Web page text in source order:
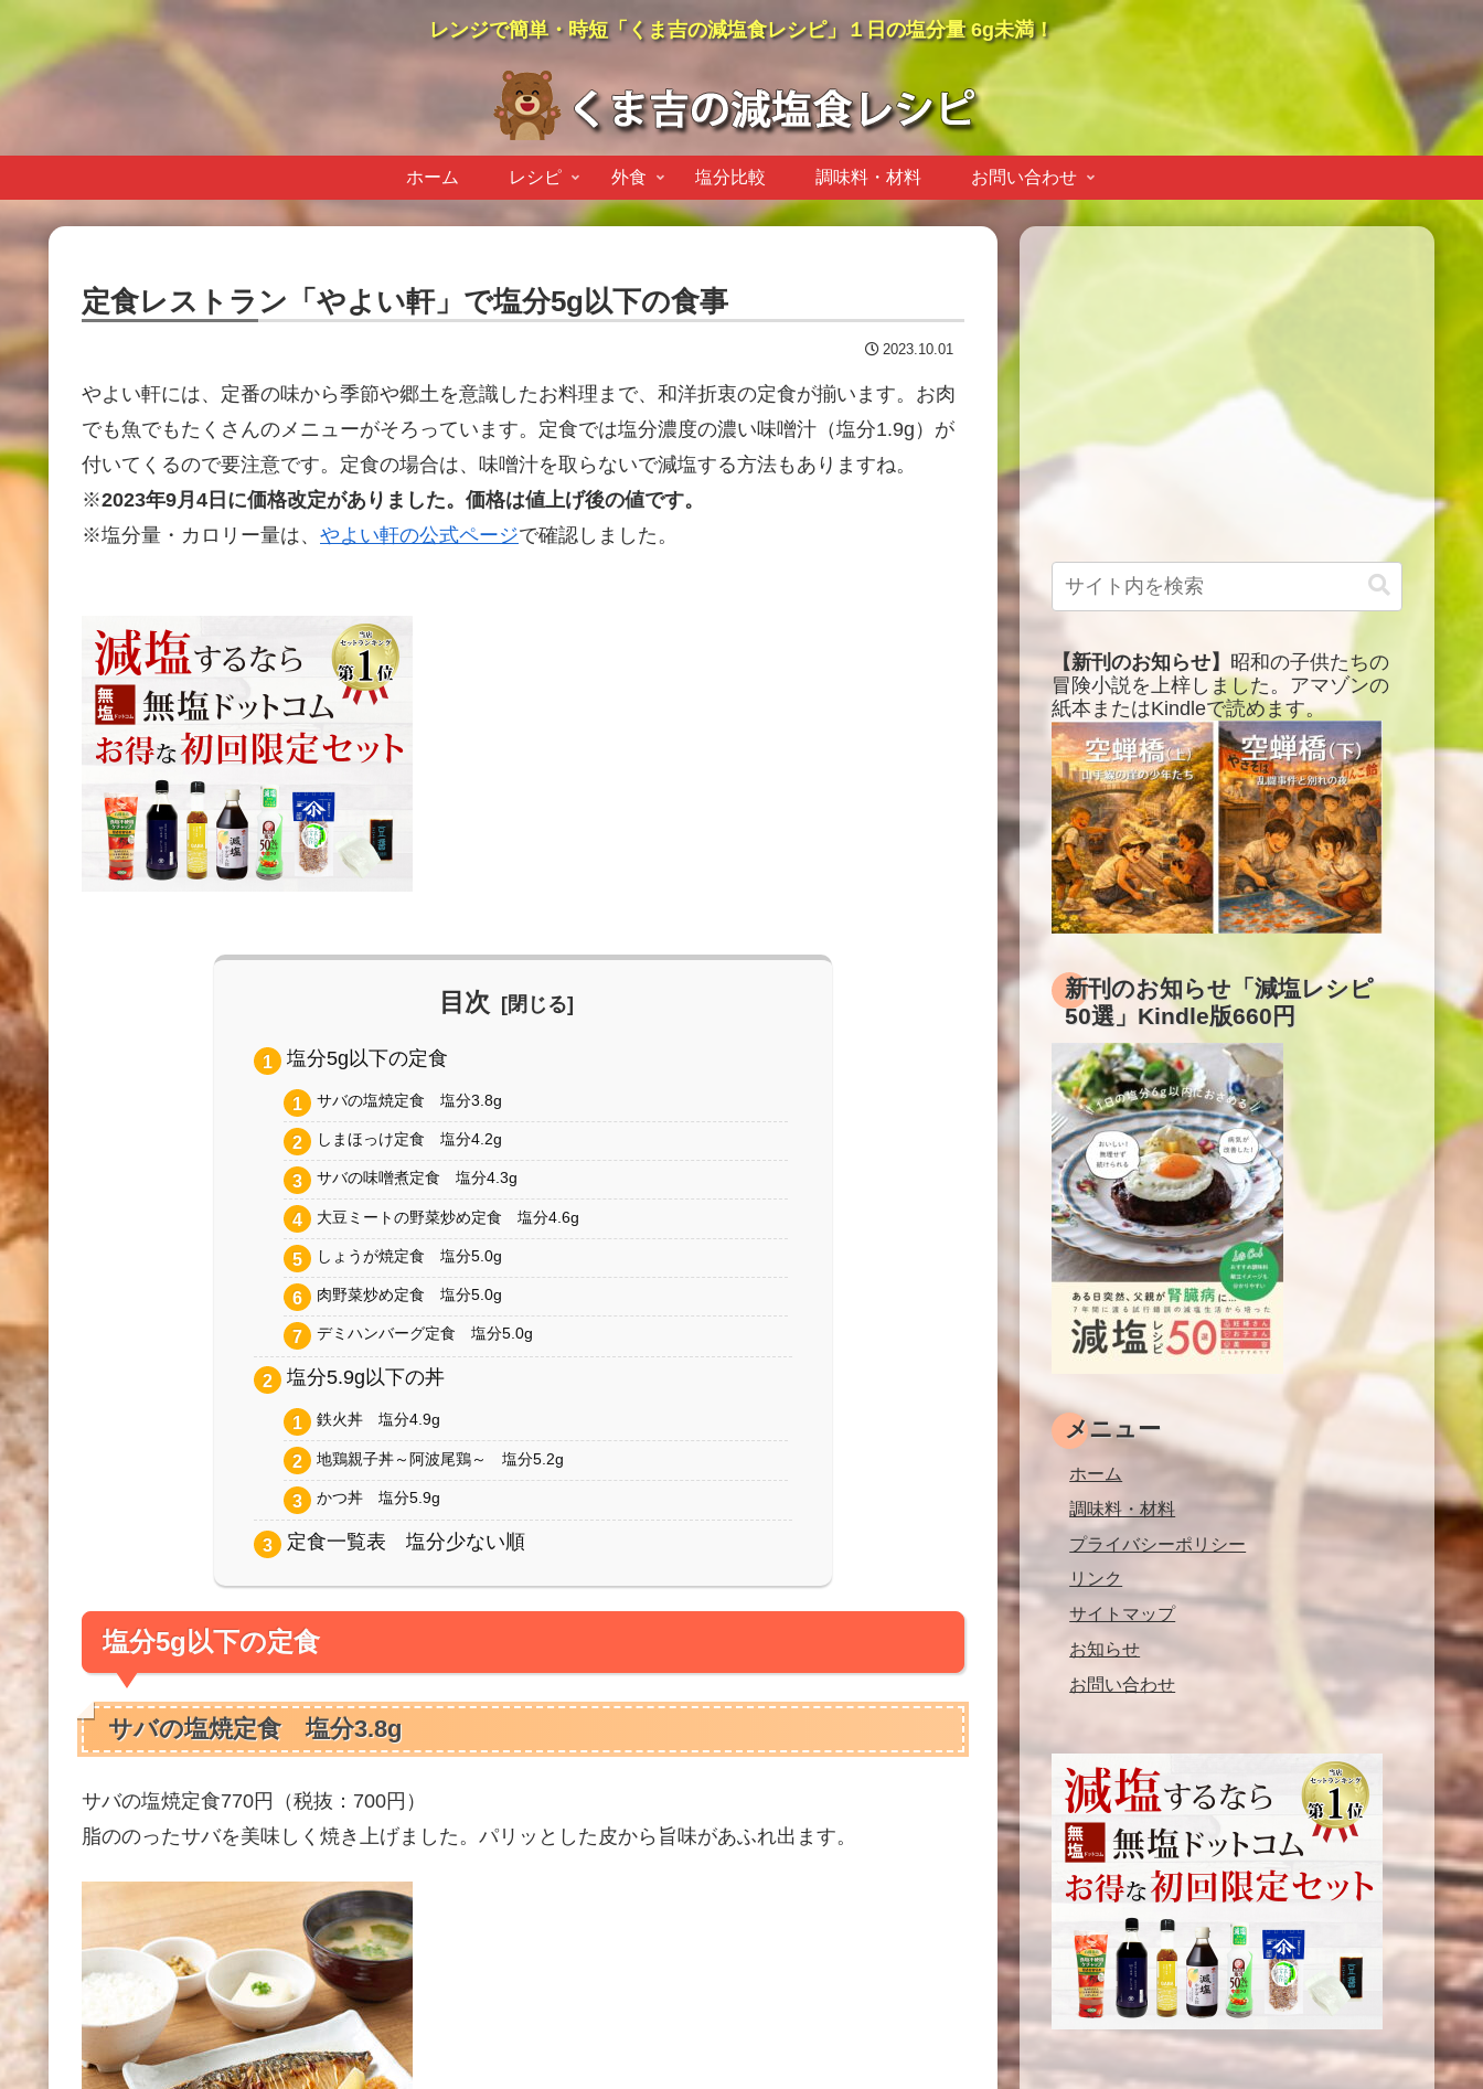
レンジで簡単・時短「くま吉の減塩食レシピ」１日の塩分量 6g未満！
ホーム レシピ 外食 塩分比較 調味料・材料 お問い合わせ
定食レストラン「やよい軒」で塩分5g以下の食事
2023.10.01
やよい軒には、定番の味から季節や郷土を意識したお料理まで、和洋折衷の定食が揃います。お肉
でも魚でもたくさんのメニューがそろっています。定食では塩分濃度の濃い味噌汁（塩分1.9g）が
付いてくるので要注意です。定食の場合は、味噌汁を取らないで減塩する方法もありますね。
※2023年9月4日に価格改定がありました。価格は値上げ後の値です。
※塩分量・カロリー量は、 やよい軒の公式ページで確認しました。
目次
塩分5g以下の定食
サバの塩焼定食 塩分3.8g
しまほっけ定食 塩分4.2g
サバの味噌煮定食 塩分4.3g
大豆ミートの野菜炒め定食 塩分4.6g
しょうが焼定食 塩分5.0g
肉野菜炒め定食 塩分5.0g
デミハンバーグ定食 塩分5.0g
塩分5.9g以下の丼
鉄火丼 塩分4.9g
地鶏親子丼～阿波尾鶏～ 塩分5.2g
かつ丼 塩分5.9g
定食一覧表 塩分少ない順
塩分5g以下の定食
サバの塩焼定食 塩分3.8g
サバの塩焼定食770円（税抜：700円）
脂ののったサバを美味しく焼き上げました。パリッとした皮から旨味があふれ出ます。
【新刊のお知らせ】 昭和の子供たちの
冒険小説を上梓しました。アマゾンの
紙本またはKindleで読めます。
新刊のお知らせ「減塩レシピ
50選」Kindle版660円
メニュー
ホーム
調味料・材料
プライバシーポリシー
リンク
サイトマップ
お知らせ
お問い合わせ